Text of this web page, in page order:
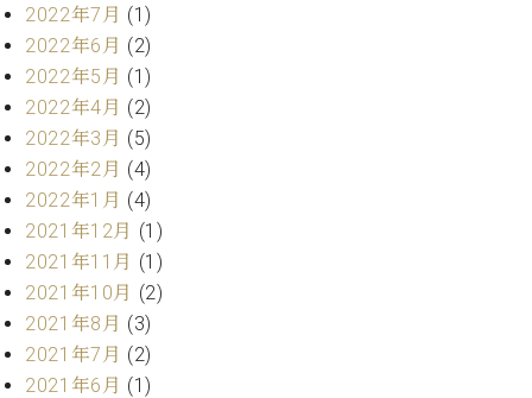
わ
せ
ア
ー
テ
ィ
ス
ト
カ
ス
タ
マ
ー
2022年7月 (1)
2022年6月 (2)
2022年5月 (1)
2022年4月 (2)
2022年3月 (5)
2022年2月 (4)
2022年1月 (4)
2021年12月 (1)
2021年11月 (1)
2021年10月 (2)
2021年8月 (3)
2021年7月 (2)
2021年6月 (1)